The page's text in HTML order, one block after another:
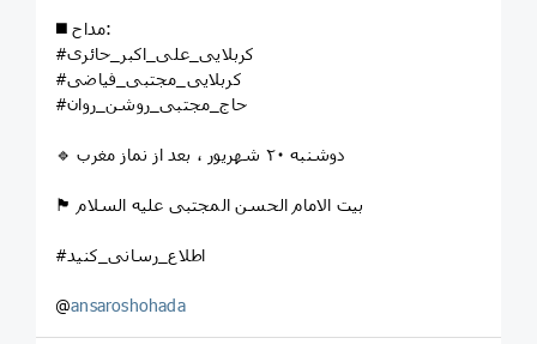
◼️ مداح:
#کربلایی_علی_اکبر_حائری
#کربلایی_مجتبی_فیاضی
#حاج_مجتبی_روشن_روان
🔹 دوشنبه ۲۰ شهریور ، بعد از نماز مغرب
🏴 بیت‌ الامام الحسن المجتبی علیه السلام
#اطلاع_رسانی_کنید
@ansaroshohada